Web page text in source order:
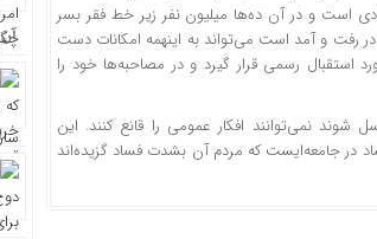
است و در آن ده‌ها میلیون نفر زیر خط فقر بسر
رفت و آمد است می‌تواند به اینهمه امکانات دست
استقبال رسمی قرار گیرد و در مصاحبه‌ها خود را
نمی‌توانند افکار عمومی را قانع کنند. این
در جامعه‌ایست که مردم آن بشدت فساد گزیده‌اند